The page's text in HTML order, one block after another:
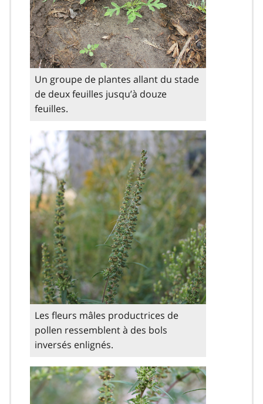
Un groupe de plantes allant du stade
de deux feuilles jusqu’à douze
feuilles.
Les fleurs mâles productrices de
pollen ressemblent à des bols
inversés enlignés.